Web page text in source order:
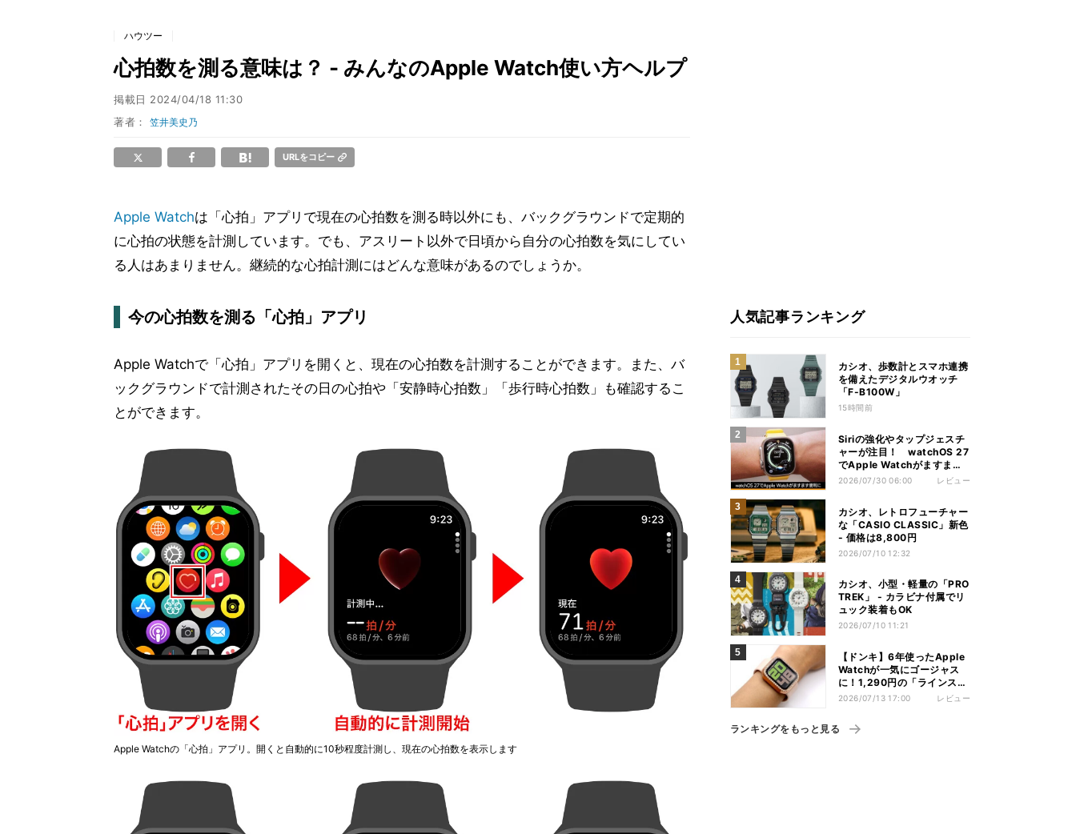
ハウツー
心拍数を測る意味は？ - みんなのApple Watch使い方ヘルプ
掲載日 2024/04/18 11:30
著者：笠井美史乃
URLをコピー
Apple Watchは「心拍」アプリで現在の心拍数を測る時以外にも、バックグラウンドで定期的
に心拍の状態を計測しています。でも、アスリート以外で日頃から自分の心拍数を気にしてい
る人はあまりません。継続的な心拍計測にはどんな意味があるのでしょうか。
今の心拍数を測る「心拍」アプリ
Apple Watchで「心拍」アプリを開くと、現在の心拍数を計測することができます。また、バ
ックグラウンドで計測されたその日の心拍や「安静時心拍数」「歩行時心拍数」も確認するこ
とができます。
Apple Watchの「心拍」アプリ。開くと自動的に10秒程度計測し、現在の心拍数を表示します
人気記事ランキング
カシオ、歩数計とスマホ連携
を備えたデジタルウオッチ
「F-B100W」
15時間前
Siriの強化やタップジェスチ
ャーが注目！ watchOS 27
でApple Watchがますます
便利に
2026/07/30 06:00 レビュー
カシオ、レトロフューチャー
な「CASIO CLASSIC」新色
- 価格は8,800円
2026/07/10 12:32
カシオ、小型・軽量の「PRO
TREK」 - カラビナ付属でリ
ュック装着もOK
2026/07/10 11:21
【ドンキ】6年使ったApple
Watchが一気にゴージャス
に！1,290円の「ラインスト
ーンカバー」を使ってみた
2026/07/13 17:00 レビュー
ランキングをもっと見る